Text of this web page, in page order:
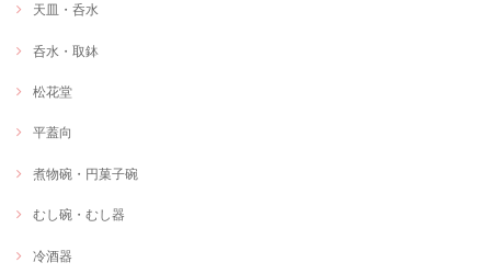
天皿・呑水
呑水・取鉢
松花堂
平蓋向
煮物碗・円菓子碗
むし碗・むし器
冷酒器